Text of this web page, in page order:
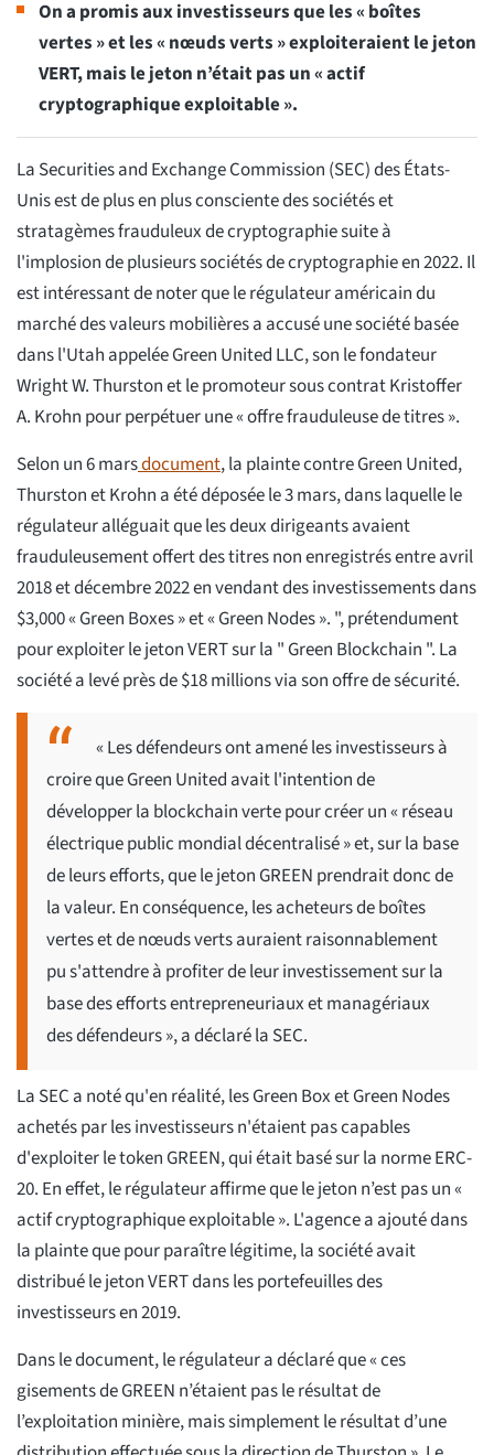
On a promis aux investisseurs que les « boîtes
vertes » et les « nœuds verts » exploiteraient le jeton
VERT, mais le jeton n’était pas un « actif
cryptographique exploitable ».
La Securities and Exchange Commission (SEC) des États-
Unis est de plus en plus consciente des sociétés et
stratagèmes frauduleux de cryptographie suite à
l'implosion de plusieurs sociétés de cryptographie en 2022. Il
est intéressant de noter que le régulateur américain du
marché des valeurs mobilières a accusé une société basée
dans l'Utah appelée Green United LLC, son le fondateur
Wright W. Thurston et le promoteur sous contrat Kristoffer
A. Krohn pour perpétuer une « offre frauduleuse de titres ».
Selon un 6 marsdocument, la plainte contre Green United,
Thurston et Krohn a été déposée le 3 mars, dans laquelle le
régulateur alléguait que les deux dirigeants avaient
frauduleusement offert des titres non enregistrés entre avril
2018 et décembre 2022 en vendant des investissements dans
$3,000 « Green Boxes » et « Green Nodes ». ", prétendument
pour exploiter le jeton VERT sur la " Green Blockchain ". La
société a levé près de $18 millions via son offre de sécurité.
« Les défendeurs ont amené les investisseurs à
croire que Green United avait l'intention de
développer la blockchain verte pour créer un « réseau
électrique public mondial décentralisé » et, sur la base
de leurs efforts, que le jeton GREEN prendrait donc de
la valeur. En conséquence, les acheteurs de boîtes
vertes et de nœuds verts auraient raisonnablement
pu s'attendre à profiter de leur investissement sur la
base des efforts entrepreneuriaux et managériaux
des défendeurs », a déclaré la SEC.
La SEC a noté qu'en réalité, les Green Box et Green Nodes
achetés par les investisseurs n'étaient pas capables
d'exploiter le token GREEN, qui était basé sur la norme ERC-
20. En effet, le régulateur affirme que le jeton n’est pas un «
actif cryptographique exploitable ». L'agence a ajouté dans
la plainte que pour paraître légitime, la société avait
distribué le jeton VERT dans les portefeuilles des
investisseurs en 2019.
Dans le document, le régulateur a déclaré que « ces
gisements de GREEN n’étaient pas le résultat de
l’exploitation minière, mais simplement le résultat d’une